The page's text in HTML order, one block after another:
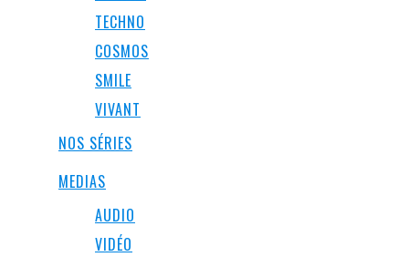
TECHNO
COSMOS
SMILE
VIVANT
NOS SÉRIES
MEDIAS
AUDIO
VIDÉO